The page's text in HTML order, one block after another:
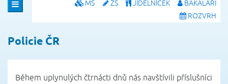
MŠ ZŠ JÍDELNÍČEK
BAKALÁŘI
ROZVRH
Policie ČR
Během uplynulých čtrnácti dnů nás navštívili příslušníci